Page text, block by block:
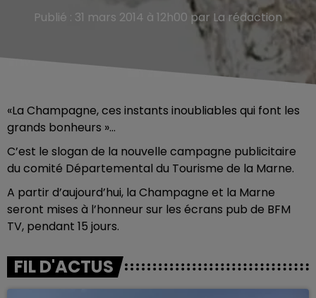
Publié : 31 mars 2014 à 12h00 par La rédaction
«La Champagne, ces instants inoubliables qui font les
grands bonheurs »…
C’est le slogan de la nouvelle campagne publicitaire
du comité Départemental du Tourisme de la Marne.
A partir d’aujourd’hui, la Champagne et la Marne
seront mises à l’honneur sur les écrans pub de BFM
TV, pendant 15 jours.
FIL D'ACTUS